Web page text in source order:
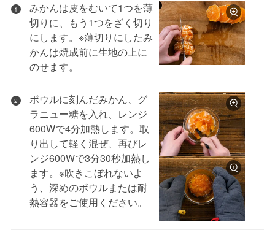
1
みかんは皮をむいて1つを薄
切りに、もう1つをざく切り
にします。※薄切りにしたみ
かんは焼成前に生地の上に
のせます。
2
ボウルに刻んだみかん、グ
ラニュー糖を入れ、レンジ
600Wで4分加熱します。取
り出して軽く混ぜ、再びレ
ンジ600Wで3分30秒加熱し
ます。※吹きこぼれないよ
う、深めのボウルまたは耐
熱容器をご使用ください。